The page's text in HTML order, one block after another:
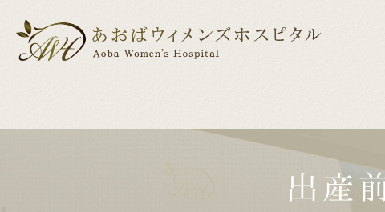
ドクター紹介小児科
出産までの流れ
出産前後の美容・健康サポート
出産